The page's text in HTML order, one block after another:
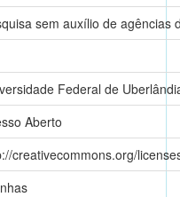
sem auxílio de agências
Federal de
Aberto
creativecommons.org/